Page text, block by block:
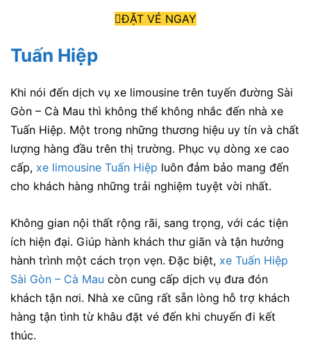
ĐẶT VÉ NGAY
Tuấn Hiệp
Khi nói đến dịch vụ xe limousine trên tuyến đường Sài
Gòn – Cà Mau thì không thể không nhắc đến nhà xe
Tuấn Hiệp. Một trong những thương hiệu uy tín và chất
lượng hàng đầu trên thị trường. Phục vụ dòng xe cao
cấp, xe limousine Tuấn Hiệp luôn đảm bảo mang đến
cho khách hàng những trải nghiệm tuyệt vời nhất.
Không gian nội thất rộng rãi, sang trọng, với các tiện
ích hiện đại. Giúp hành khách thư giãn và tận hưởng
hành trình một cách trọn vẹn. Đặc biệt, xe Tuấn Hiệp
Sài Gòn – Cà Mau còn cung cấp dịch vụ đưa đón
khách tận nơi. Nhà xe cũng rất sẵn lòng hỗ trợ khách
hàng tận tình từ khâu đặt vé đến khi chuyến đi kết
thúc.